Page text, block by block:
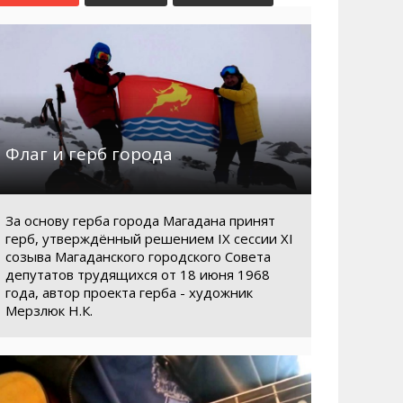
Маршруты. Улицы, остановки
Телефоны
Автобусы Магадан – Аэропорт
Таблица приливов отливов
Интернет
Жилье
Не мусорить
Браконьеры
Флаг и герб города
За основу герба города Магадана принят
герб, утверждённый решением IX сессии XI
созыва Магаданского городского Совета
депутатов трудящихся от 18 июня 1968
года, автор проекта герба - художник
Мерзлюк Н.К.